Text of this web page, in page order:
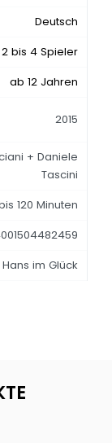
Deutsch
bis 4 Spieler
ab 12 Jahren
2015
+ Daniele
Tascini
120 Minuten
Hans im Glück